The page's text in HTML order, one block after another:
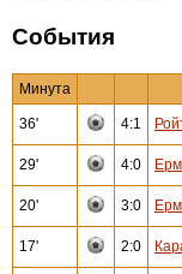
События
Минута
36' 4:1
29' 4:0
20' 3:0
17' 2:0